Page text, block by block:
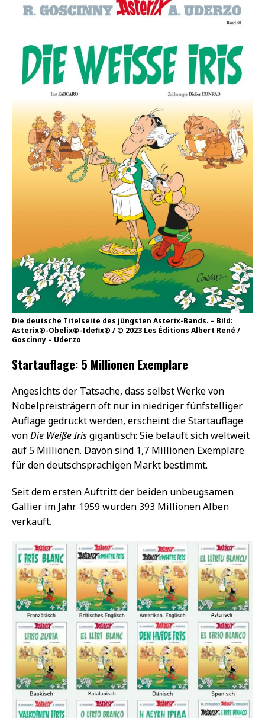
Die deutsche Titelseite des jüngsten Asterix-Bands. – Bild:
Asterix®-Obelix®-Idefix® / © 2023 Les Éditions Albert René /
Goscinny – Uderzo
Startauflage: 5 Millionen Exemplare
Angesichts der Tatsache, dass selbst Werke von
Nobelpreisträgern oft nur in niedriger fünfstelliger
Auflage gedruckt werden, erscheint die Startauflage
vonDie Weiße Irisgigantisch: Sie beläuft sich weltweit
auf 5 Millionen. Davon sind 1,7 Millionen Exemplare
für den deutschsprachigen Markt bestimmt.
Seit dem ersten Auftritt der beiden unbeugsamen
Gallier im Jahr 1959 wurden 393 Millionen Alben
verkauft.